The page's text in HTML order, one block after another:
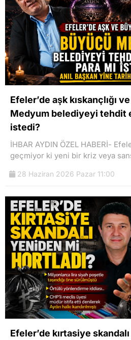
Efeler’de aşk kıskançlığı
Medyum belediyeyi tehdit
istedi?
İHBAR AYDIN ÖZEL HABERİ-
geçmiyor ki yeni bir kriz veya
28 Haziran 2026 Pazar 11:00
Efeler’de kırtasiye